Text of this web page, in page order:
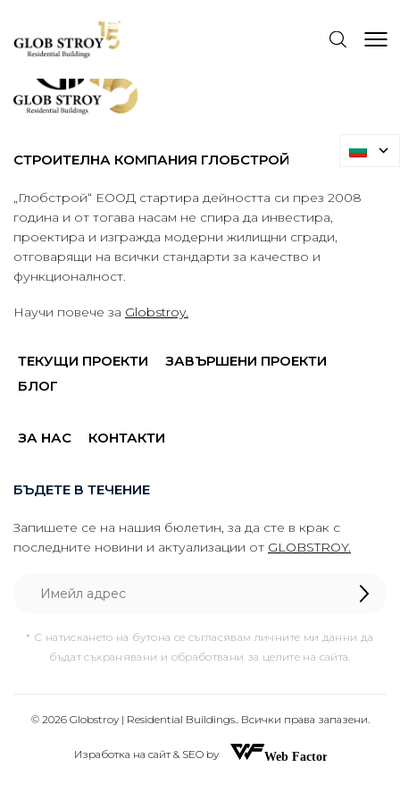
СТРОИТЕЛНА КОМПАНИЯ ГЛОБСТРОЙ
„Глобстрой“ ЕООД стартира дейността си през 2008
година и от тогава насам не спира да инвестира,
проектира и изгражда модерни жилищни сгради,
отговарящи на всички стандарти за качество и
функционалност.
Научи повече за Globstroy.
ТЕКУЩИ ПРОЕКТИ
ЗАВЪРШЕНИ ПРОЕКТИ
БЛОГ
ЗА НАС КОНТАКТИ
БЪДЕТЕ В ТЕЧЕНИЕ
Запишете се на нашия бюлетин, за да сте в крак с
последните новини и актуализации от GLOBSTROY.
* С натискането на бутона се съгласявам личните ми данни да
бъдат съхранявани и обработвани за целите на сайта.
© 2026 Globstroy | Residential Buildings.. Всички права запазени.
Изработка на сайт & SEO by